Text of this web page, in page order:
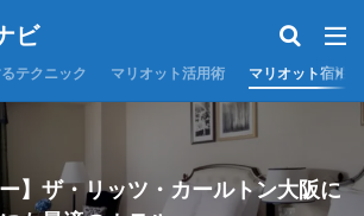
ビ
テクニック マリオット活用術 マリオット宿泊記
】ザ・リッツ・カールトン大阪に